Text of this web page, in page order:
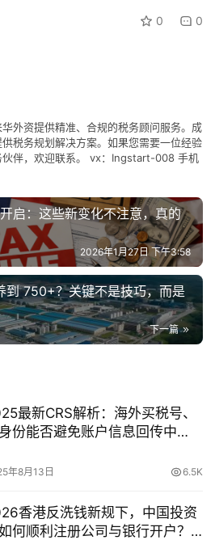
0 0
外资提供精准、合规的税务顾问服务。成
税务规划解决方案。如果您需要一位经验
伙伴，欢迎联系。 vx：Ingstart-008 手机
启：这些新变化不注意，真的
2026年1月27日 下午3:58
到 750+？关键不是技巧，而是
下一篇
最新CRS解析：海外买税号、
份能否避免账户信息回传中
年8月13日 6.5K
香港反洗钱新规下，中国投资
何顺利注册公司与银行开户？